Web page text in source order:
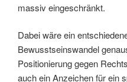
massiv eingeschränkt.
Dabei wäre ein
Bewusstseinswandel
Positionierung gegen
auch ein Anzeichen für ein